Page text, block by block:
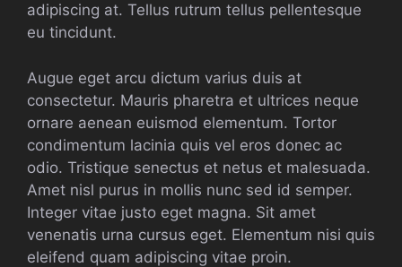
adipiscing at. Tellus rutrum tellus pellentesque
eu tincidunt.
Augue eget arcu dictum varius duis at
consectetur. Mauris pharetra et ultrices neque
ornare aenean euismod elementum. Tortor
condimentum lacinia quis vel eros donec ac
odio. Tristique senectus et netus et malesuada.
Amet nisl purus in mollis nunc sed id semper.
Integer vitae justo eget magna. Sit amet
venenatis urna cursus eget. Elementum nisi quis
eleifend quam adipiscing vitae proin.